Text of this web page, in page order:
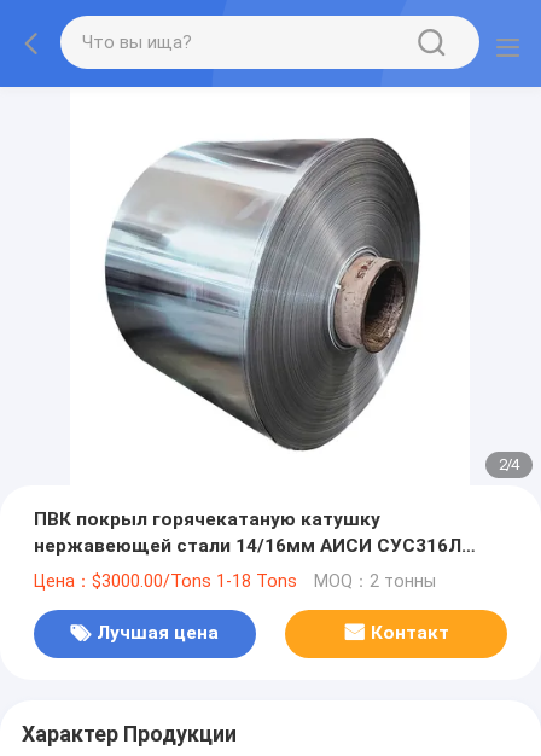
2/4
ПВК покрыл горячекатаную катушку
нержавеющей стали 14/16мм АИСИ СУС316Л
316Ти 316Н
Цена：$3000.00/Tons 1-18 Tons MOQ：2 тонны
Лучшая цена Контакт
Характер Продукции